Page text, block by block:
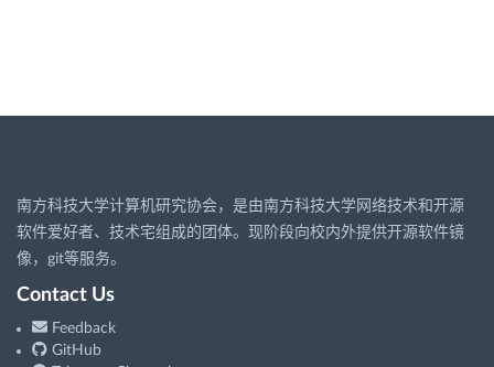
南方科技大学计算机研究协会，是由南方科技大学网络技术和开源
软件爱好者、技术宅组成的团体。现阶段向校内外提供开源软件镜
像，git等服务。
Contact Us
Feedback
GitHub